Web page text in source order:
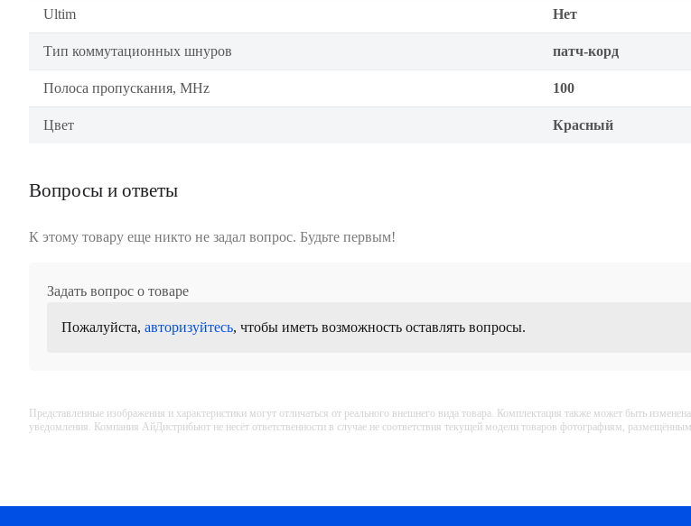
Ultim Нет
Тип коммутационных шнуров патч-корд
Полоса пропускания, MHz 100
Цвет Красный
Вопросы и ответы
К этому товару еще никто не задал вопрос. Будьте первым!
Задать вопрос о товаре
Пожалуйста, авторизуйтесь, чтобы иметь возможность оставлять вопросы.
Представленные изображения и характеристики могут отличаться от реального внешнего вида товара. Комплектация также может быть
уведомления. Компания АйДистрибьют не несёт ответственности в случае не соответствия текущей модели товаров фотографиям,